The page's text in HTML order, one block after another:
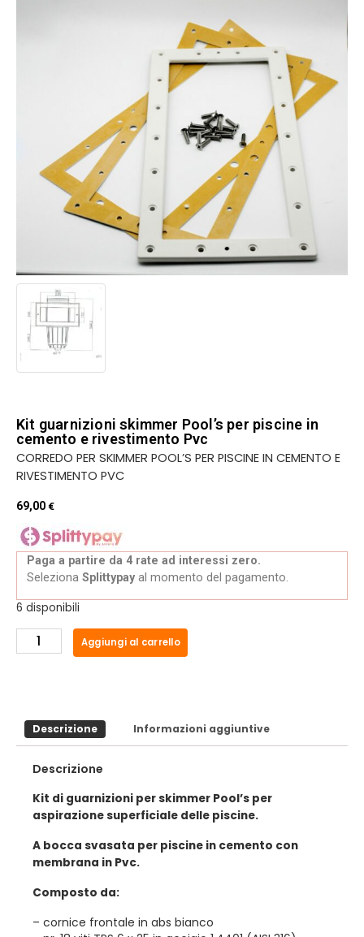
Kit guarnizioni skimmer Pool’s per piscine in
cemento e rivestimento Pvc
CORREDO PER SKIMMER POOL’S PER PISCINE IN CEMENTO E
RIVESTIMENTO PVC
69,00€
Paga a partire da 4 rate ad interessi zero.
Seleziona Splittypay al momento del pagamento.
6 disponibili
Aggiungi al carrello
Descrizione Informazioni aggiuntive
Descrizione
Kit di guarnizioni per skimmer Pool’s per
aspirazione superficiale delle piscine.
A bocca svasata per piscine in cemento con
membrana in Pvc.
Composto da:
– cornice frontale in abs bianco